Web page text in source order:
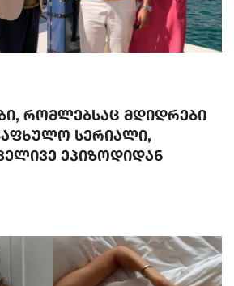
რომლებსაც მდიდრები
სერიალი,
ეპიზოდიდან